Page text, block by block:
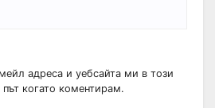
адреса и уебсайта ми в този
когато коментирам.